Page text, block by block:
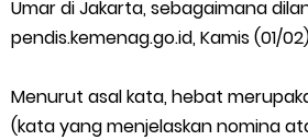
SEB Upacara Bendera di
Juknis Pembayaran TPG Guru
Umar di Jakarta, sebagaimana
pendis.kemenag.go.id, Kamis (01/
Menurut asal kata, hebat
(kata yang menjelaskan nomina